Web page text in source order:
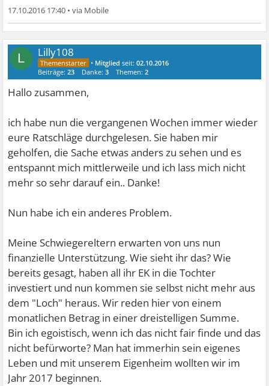
17.10.2016 17:40 •
L Lilly108
• Mitglied seit:02.10.2016
Beiträge:23 Danke:3 Themen:2
Hallo zusammen,
ich habe nun die vergangenen Wochen immer wieder
eure Ratschläge durchgelesen. Sie haben mir
geholfen, die Sache etwas anders zu sehen und es
entspannt mich mittlerweile und ich lass mich nicht
mehr so sehr darauf ein.. Danke!
Nun habe ich ein anderes Problem.
Meine Schwiegereltern erwarten von uns nun
finanzielle Unterstützung. Wie sieht ihr das? Wie
bereits gesagt, haben all ihr EK in die Tochter
investiert und nun kommen sie selbst nicht mehr aus
dem "Loch" heraus. Wir reden hier von einem
monatlichen Betrag in einer dreistelligen Summe.
Bin ich egoistisch, wenn ich das nicht fair finde und das
nicht befürworte? Man hat immerhin sein eigenes
Leben und mit unserem Eigenheim wollten wir im
Jahr 2017 beginnen.